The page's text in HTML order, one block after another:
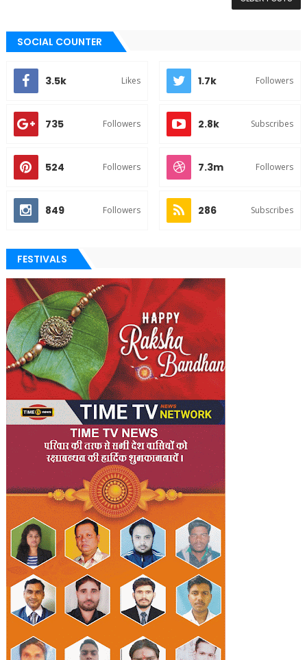
SOCIAL COUNTER
3.5k Likes 1.7k Followers
735 Followers 2.8k Subscribes
524 Followers 7.3m Followers
849 Followers 286 Subscribes
FESTIVALS